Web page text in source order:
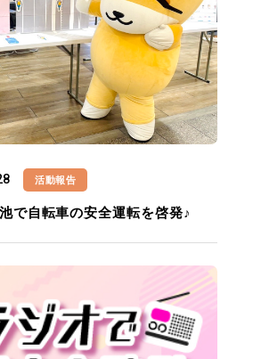
活動報告
で自転車の安全運転を啓発♪